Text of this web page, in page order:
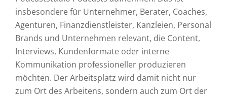
insbesondere für Unternehmer, Berater, Coaches,
Agenturen, Finanzdienstleister, Kanzleien, Personal
Brands und Unternehmen relevant, die Content,
Interviews, Kundenformate oder interne
Kommunikation professioneller produzieren
möchten. Der Arbeitsplatz wird damit nicht nur
zum Ort des Arbeitens, sondern auch zum Ort der